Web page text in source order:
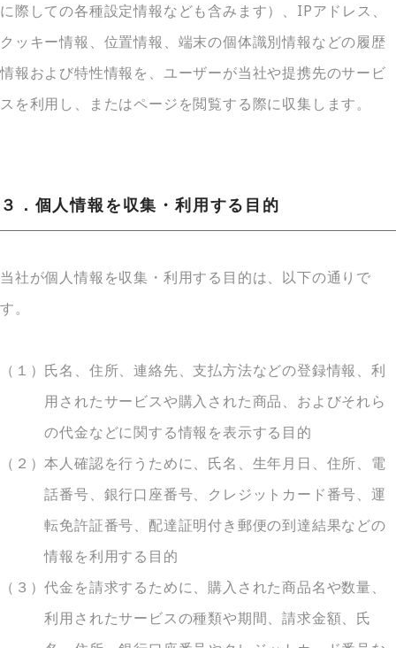
に際しての各種設定情報なども含みます）、IPアドレス、
クッキー情報、位置情報、端末の個体識別情報などの履歴
情報および特性情報を、ユーザーが当社や提携先のサービ
スを利用し、またはページを閲覧する際に収集します。
３．個人情報を収集・利用する目的
当社が個人情報を収集・利用する目的は、以下の通りで
す。
（１） 氏名、住所、連絡先、支払方法などの登録情報、利
用されたサービスや購入された商品、およびそれら
の代金などに関する情報を表示する目的
（２）本人確認を行うために、氏名、生年月日、住所、電
話番号、銀行口座番号、クレジットカード番号、運
転免許証番号、配達証明付き郵便の到達結果などの
情報を利用する目的
（３）代金を請求するために、購入された商品名や数量、
利用されたサービスの種類や期間、請求金額、氏